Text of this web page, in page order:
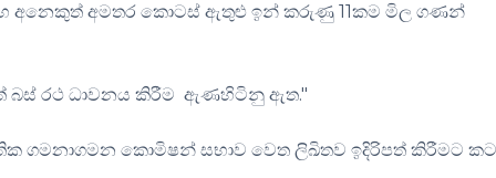
අනෙකුත් අමතර කොටස් ඇතුළු ඉන් කරුණු 11කම මිල ගණන්
බස් රථ ධාවනය කිරීම ඇණහිටිනු ඇත."
ගමනාගමන කොමිෂන් සභාව වෙත ලිඛිතව ඉදිරිපත් කිරීමට